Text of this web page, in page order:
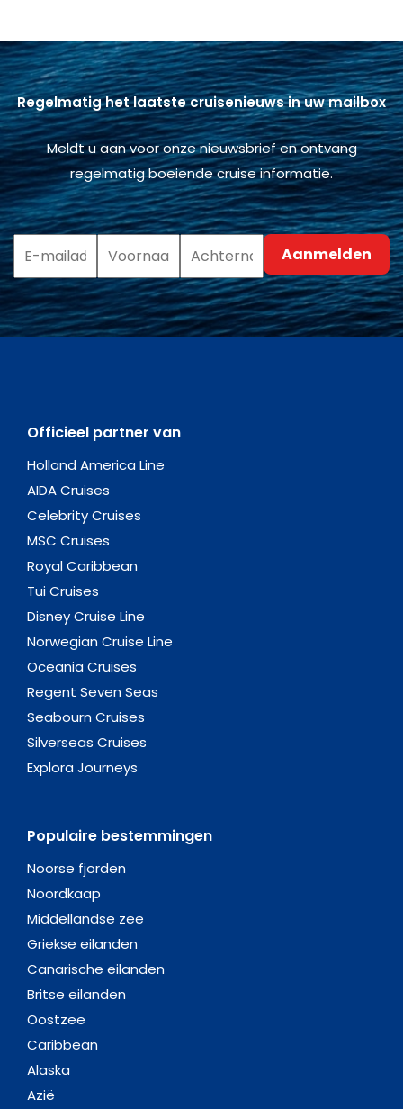
Regelmatig het laatste cruisenieuws in uw mailbox
Meldt u aan voor onze nieuwsbrief en ontvang
regelmatig boeiende cruise informatie.
Officieel partner van
Holland America Line
AIDA Cruises
Celebrity Cruises
MSC Cruises
Royal Caribbean
Tui Cruises
Disney Cruise Line
Norwegian Cruise Line
Oceania Cruises
Regent Seven Seas
Seabourn Cruises
Silverseas Cruises
Explora Journeys
Populaire bestemmingen
Noorse fjorden
Noordkaap
Middellandse zee
Griekse eilanden
Canarische eilanden
Britse eilanden
Oostzee
Caribbean
Alaska
Azië